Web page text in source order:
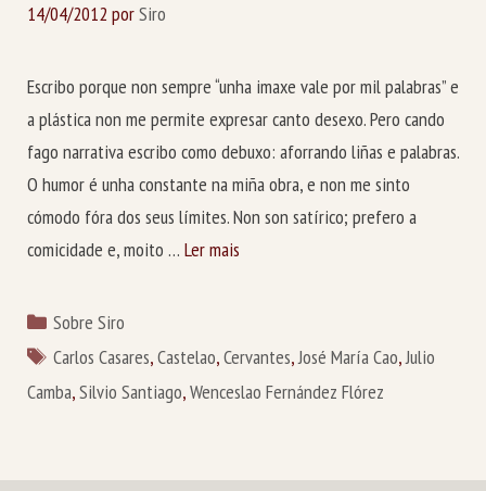
14/04/2012 porSiro
Escribo porque non sempre “unha imaxe vale por mil palabras” e
a plástica non me permite expresar canto desexo. Pero cando
fago narrativa escribo como debuxo: aforrando liñas e palabras.
O humor é unha constante na miña obra, e non me sinto
cómodo fóra dos seus límites. Non son satírico; prefero a
comicidade e, moito … Ler mais
Categorías
Sobre Siro
Etiquetas
Carlos Casares,Castelao,Cervantes,José María Cao,Julio
Camba,Silvio Santiago,Wenceslao Fernández Flórez